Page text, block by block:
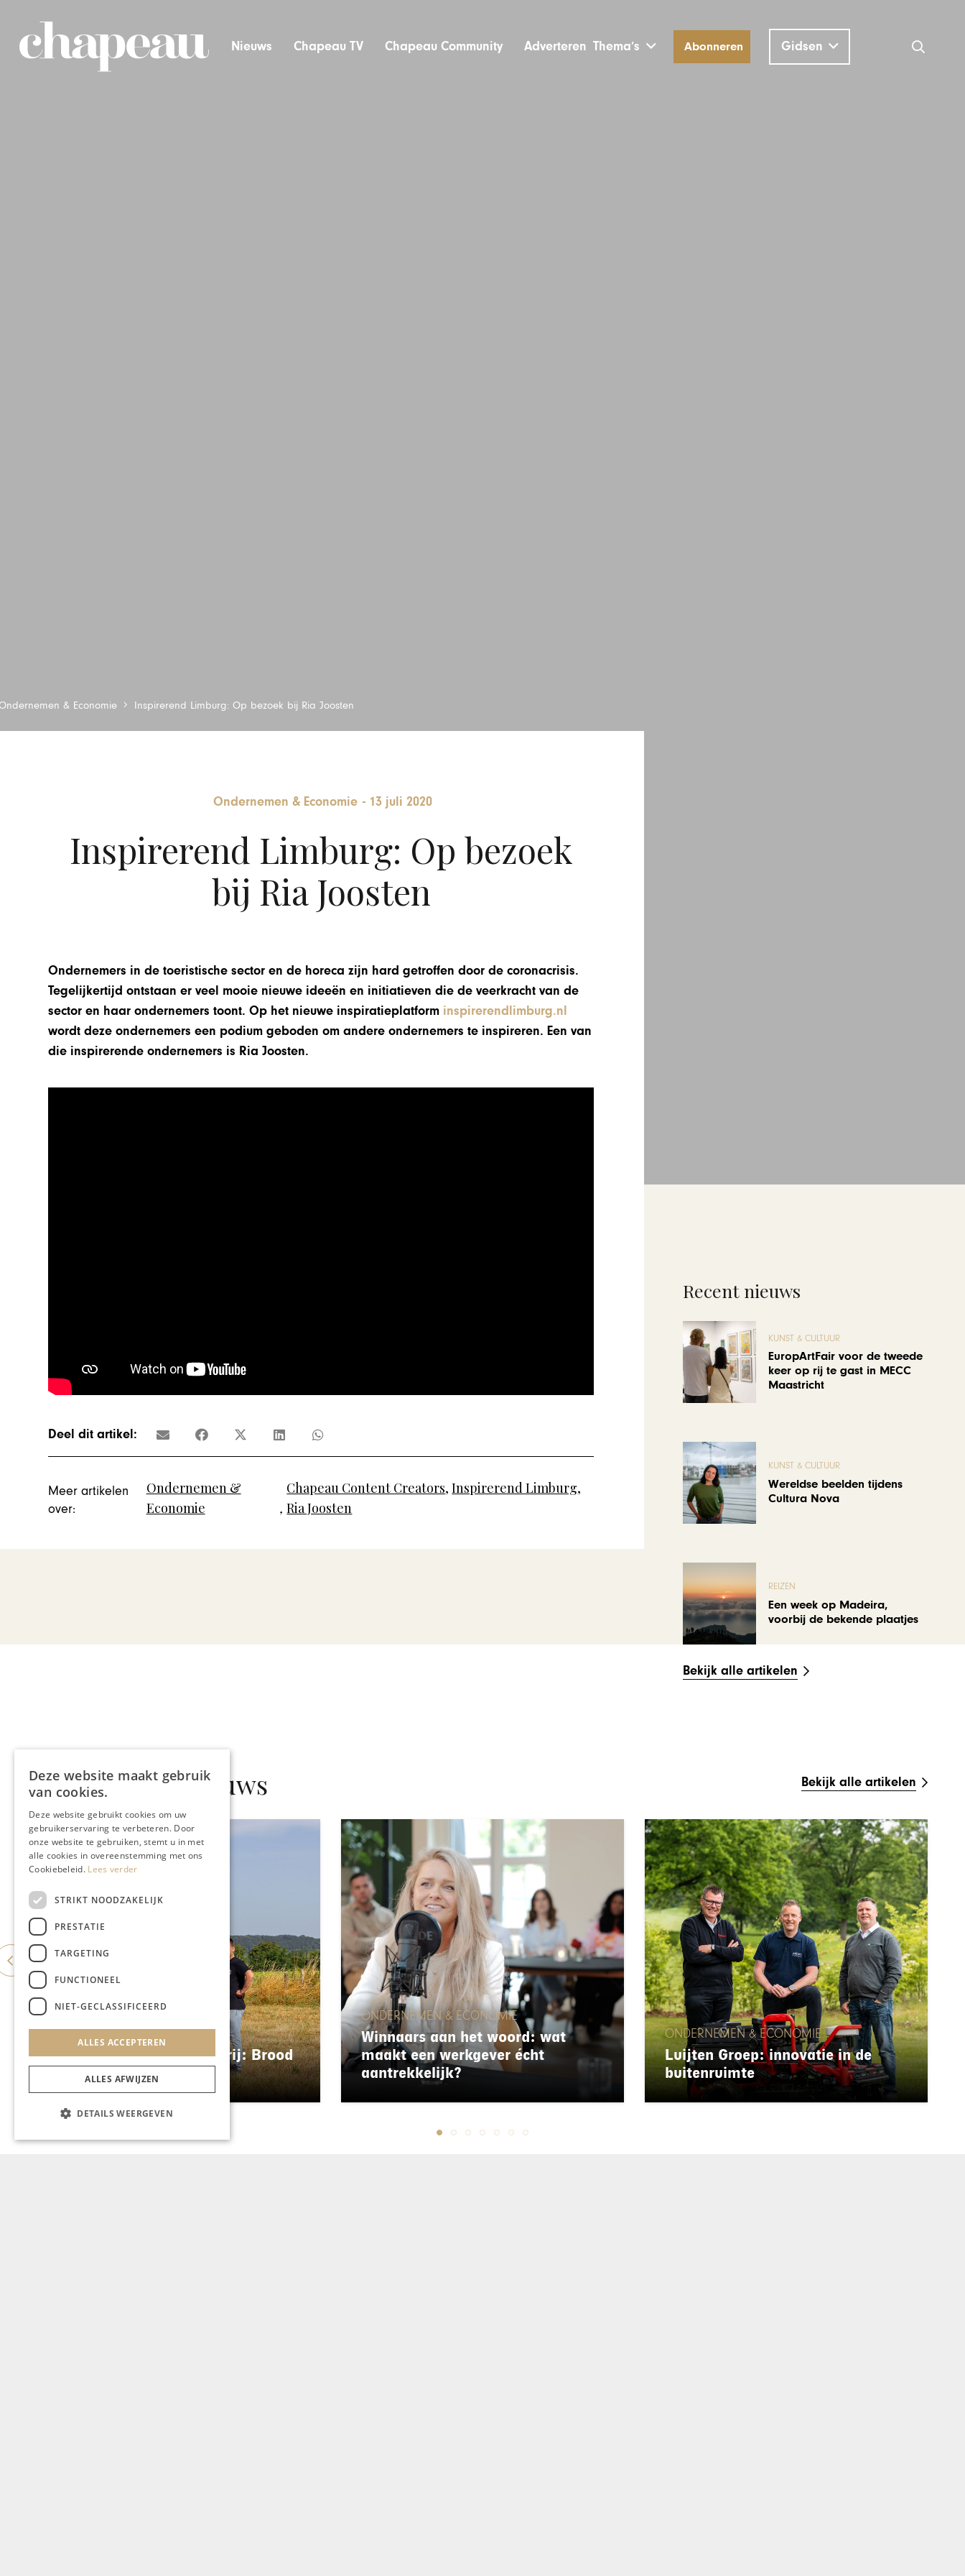
Nieuws Chapeau TV Chapeau Community Adverteren Thema’s Abonneren Gidsen
& Economie Inspirerend Limburg: Op bezoek bij Ria Joosten
Ondernemen & Economie - 13 juli 2020
Inspirerend Limburg: Op bezoek
bij Ria Joosten
Ondernemers in de toeristische sector en de horeca zijn hard getroffen door de coronacrisis.
Tegelijkertijd ontstaan er veel mooie nieuwe ideeën en initiatieven die de veerkracht van de
sector en haar ondernemers toont. Op het nieuwe inspiratieplatform inspirerendlimburg.nl
wordt deze ondernemers een podium geboden om andere ondernemers te inspireren. Een van
die inspirerende ondernemers is Ria Joosten.
Deel dit artikel:
Meer artikelen
over:
Ondernemen &
Economie
,
Chapeau Content Creators,Inspirerend Limburg,
Ria Joosten
Recent nieuws
KUNST & CULTUUR
EuropArtFair voor de tweede
keer op rij te gast in MECC
Maastricht
KUNST & CULTUUR
Wereldse beelden tijdens
Cultura Nova
REIZEN
Een week op Madeira,
voorbij de bekende plaatjes
Bekijk alle artikelen
Gerelateerd nieuws Bekijk alle artikelen
GASTRONOMIE
ES&C opent eigen bakkerij: Brood
Atelier
ONDERNEMEN & ECONOMIE
Winnaars aan het woord: wat
maakt een werkgever écht
aantrekkelijk?
ONDERNEMEN & ECONOMIE
Luijten Groep: innovatie in de
buitenruimte
Deze website maakt gebruik
van cookies.
Deze website gebruikt cookies om uw
gebruikerservaring te verbeteren. Door
onze website te gebruiken, stemt u in met
alle cookies in overeenstemming met ons
Cookiebeleid. Lees verder
STRIKT NOODZAKELIJK
PRESTATIE
TARGETING
FUNCTIONEEL
NIET-GECLASSIFICEERD
ALLES ACCEPTEREN
ALLES AFWIJZEN
DETAILS WEERGEVEN